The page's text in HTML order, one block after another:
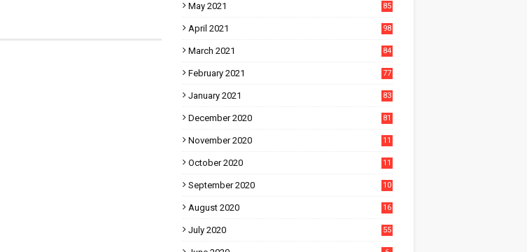
May 2021 85
April 2021 98
March 2021 84
February 2021 77
January 2021 83
December 2020 81
November 2020
11
October 2020
11
September 2020
10
August 2020
16
July 2020 55